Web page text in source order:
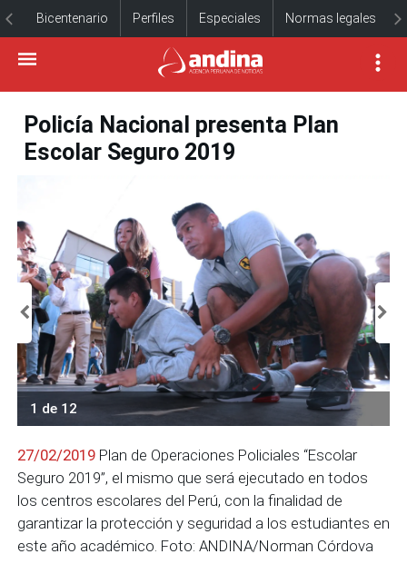
Bicentenario Perfiles Especiales Normas legales
Policía Nacional presenta Plan
Escolar Seguro 2019
1 de 12
27/02/2019 Plan de Operaciones Policiales “Escolar
Seguro 2019”, el mismo que será ejecutado en todos
los centros escolares del Perú, con la finalidad de
garantizar la protección y seguridad a los estudiantes en
este año académico. Foto: ANDINA/Norman Córdova